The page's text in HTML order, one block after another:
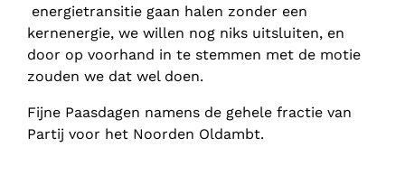
energietransitie gaan halen zonder een
kernenergie, we willen nog niks uitsluiten, en
door op voorhand in te stemmen met de motie
zouden we dat wel doen.
Fijne Paasdagen namens de gehele fractie van
Partij voor het Noorden Oldambt.